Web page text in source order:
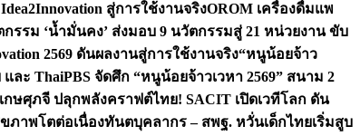
สู่การใช้งานจริงOROM เครื่องดื่มแพ
รรม ‘น้ำมั่นคง’ ส่งมอบ 9 นวัตกรรมสู่ 21 หน่วยงาน ขับ
2569 ดันผลงานสู่การใช้งานจริง“หนูน้อยจ้าว
ะ ThaiPBS จัดศึก “หนูน้อยจ้าวเวหา 2569” สนาม 2
กษศุภจี ปลุกพลังคราฟต์ไทย! SACIT เปิดเวทีโลก ดัน
ภาพโตต่อเนื่องทันตบุคลากร – สพฐ. หวั่นเด็กไทยเริ่มสูบ